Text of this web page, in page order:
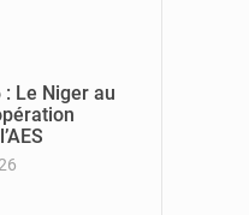
: Le Niger au